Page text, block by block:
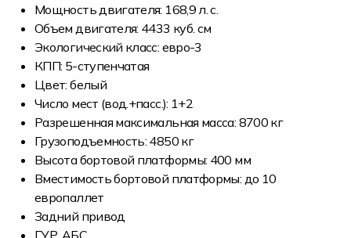
Мощность двигателя: 168,9 л. с.
Объем двигателя: 4433 куб. см
Экологический класс: евро-3
КПП: 5-ступенчатая
Цвет: белый
Число мест (вод.+пасс.): 1+2
Разрешенная максимальная масса: 8700 кг
Грузоподъемность: 4850 кг
Высота бортовой платформы: 400 мм
Вместимость бортовой платформы: до 10
европаллет
Задний привод